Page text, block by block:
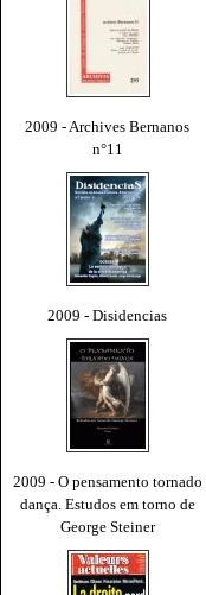
2009 - Archives Bernanos
n°11
2009 - Disidencias
2009 - O pensamento tornado
dança. Estudos em torno de
George Steiner